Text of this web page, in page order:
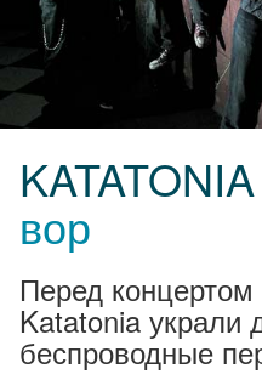
KATATONIA
вор
Перед
Katatonia украли
беспроводные